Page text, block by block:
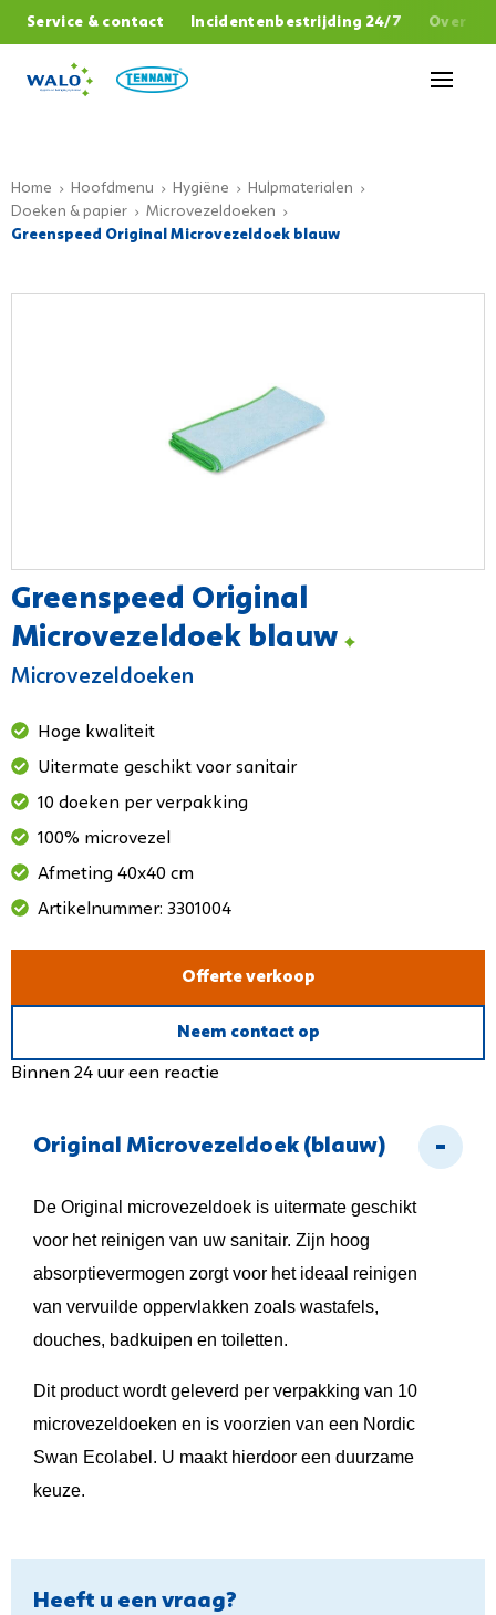
Service & contact Incidentenbestrijding 24/7 Over
Home Hoofdmenu Hygiëne
Hulpmaterialen
Doeken & papier
Microvezeldoeken
Greenspeed Original Microvezeldoek blauw
Greenspeed Original
Microvezeldoek blauw
Microvezeldoeken
Hoge kwaliteit
Uitermate geschikt voor sanitair
10 doeken per verpakking
100% microvezel
Afmeting 40x40 cm
Artikelnummer: 3301004
Offerte verkoop
Neem contact op
Binnen 24 uur een reactie
Original Microvezeldoek (blauw)
De Original microvezeldoek is uitermate geschikt
voor het reinigen van uw sanitair. Zijn hoog
absorptievermogen zorgt voor het ideaal reinigen
van vervuilde oppervlakken zoals wastafels,
douches, badkuipen en toiletten.
Dit product wordt geleverd per verpakking van 10
microvezeldoeken en is voorzien van een Nordic
Swan Ecolabel. U maakt hierdoor een duurzame
keuze.
Heeft u een vraag?